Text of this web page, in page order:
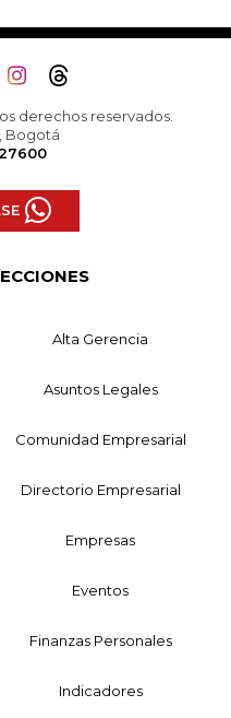
derechos reservados.
Bogotá
Alta Gerencia
Asuntos Legales
Comunidad Empresarial
Directorio Empresarial
Empresas
Eventos
Finanzas Personales
Indicadores